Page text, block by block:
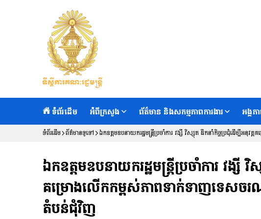
ទំព័រដើម អំពីក្រសួង ព័ត៌មាន និងសកម្មភាពការងារ អង្គ
ទំព័រដើម ព័ត៌មានទូទៅ ឯកឧត្តមឧបនាយករដ្ឋមន្ត្រីប្រចាំការ វង្សី វិស្សុត ដឹកនាំកិច្ចប្រជុំដើម្
ឯកឧត្តមឧបនាយករដ្ឋមន្ត្រីប្រចាំការ វង្សី
គម្រោងលើកកម្ពស់ភាពទាក់ទាញទេសច
តំបន់ជុំវិញ